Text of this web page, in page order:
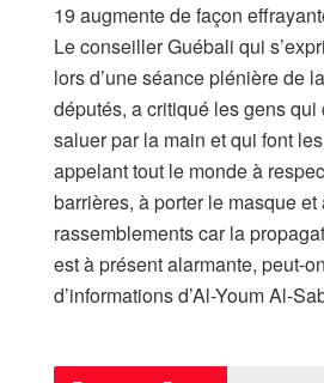
19 augmente de façon
Le conseiller Guébali qui
lors d’une séance plénière de
députés, a critiqué les gens qui
saluer par la main et qui font
appelant tout le monde à
barrières, à porter le masque et
rassemblements car la
est à présent alarmante, peut-
d’informations d’Al-Youm Al-